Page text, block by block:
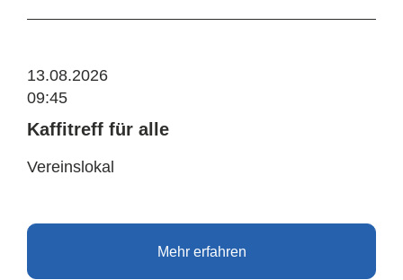
13.08.2026
09:45
Kaffitreff für alle
Vereinslokal
Mehr erfahren